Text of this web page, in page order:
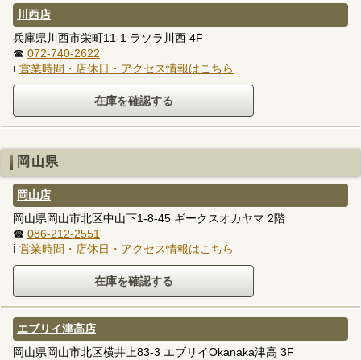
川西店
兵庫県川西市栄町11-1 ラソラ川西 4F
☎ 072-740-2622
ℹ 営業時間・店休日・アクセス情報はこちら
岡山県
岡山店
岡山県岡山市北区中山下1-8-45 ギークスオカヤマ 2階
☎ 086-212-2551
ℹ 営業時間・店休日・アクセス情報はこちら
エブリイ津高店
岡山県岡山市北区横井上83-3 エブリイOkanaka津高 3F